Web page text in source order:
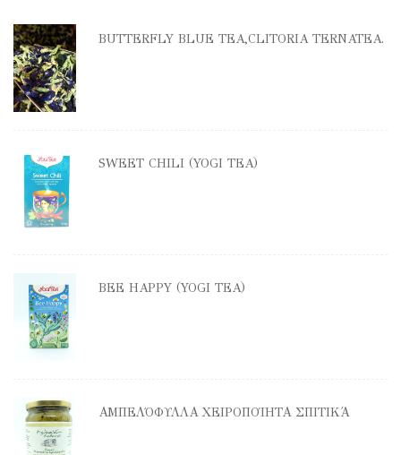
BUTTERFLY BLUE TEA,CLITORIA TERNATEA.
SWEET CHILI (YOGI TEA)
BEE HAPPY (YOGI TEA)
ΑΜΠΕΛΌΦΥΛΛΑ ΧΕΙΡΟΠΟΊΗΤΑ ΣΠΙΤΙΚΆ